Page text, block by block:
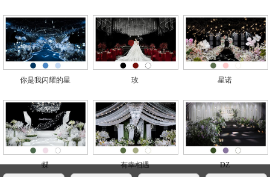
你是我闪耀的星 玫 星诺
蝶 有幸相遇 DZ